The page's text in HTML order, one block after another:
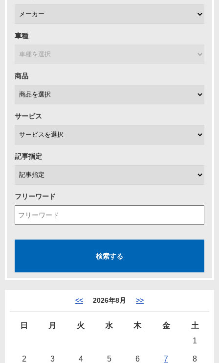
車種
商品
サービス
記事指定
フリーワード
<< 2026年8月 >>
日 月 火 水 木 金
土
1
2 3 4 5 6 7 8